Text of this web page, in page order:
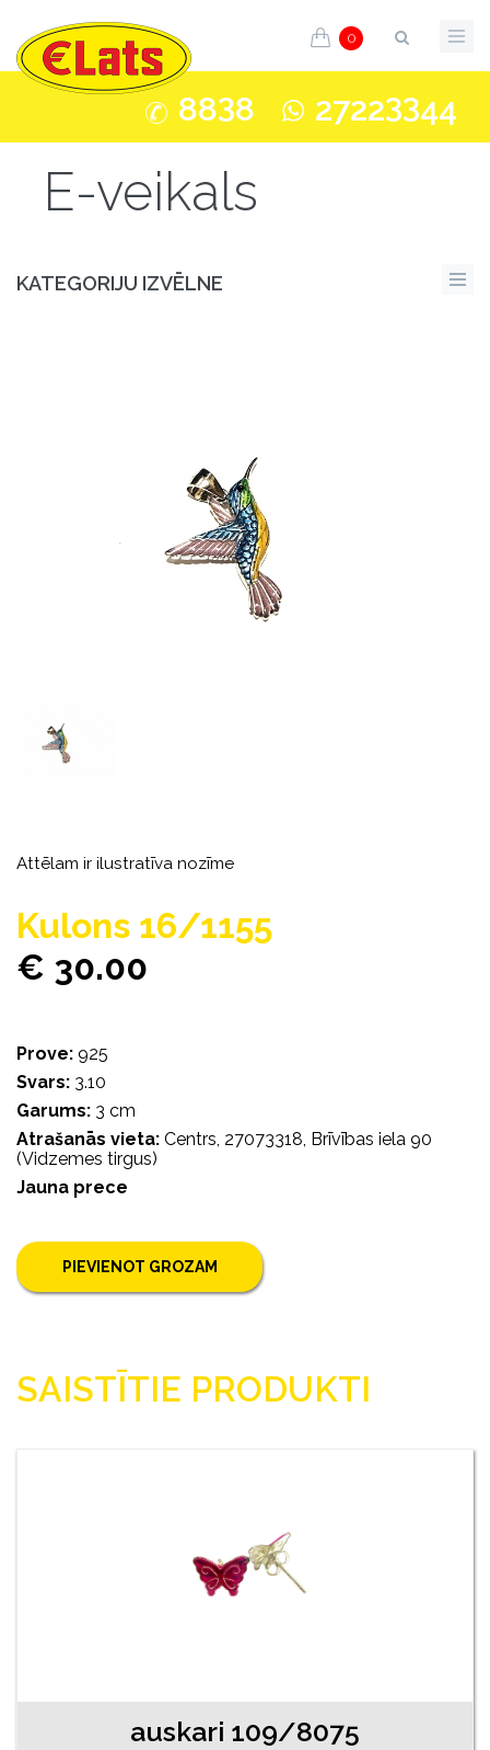
0
8838 27223344
E-veikals
KATEGORIJU IZVĒLNE
Attēlam ir ilustratīva nozīme
Kulons 16/1155
€ 30.00
Prove: 925
Svars: 3.10
Garums: 3 cm
Atrašanās vieta: Centrs, 27073318, Brīvības iela 90
(Vidzemes tirgus)
Jauna prece
PIEVIENOT GROZAM
SAISTĪTIE PRODUKTI
auskari 109/8075